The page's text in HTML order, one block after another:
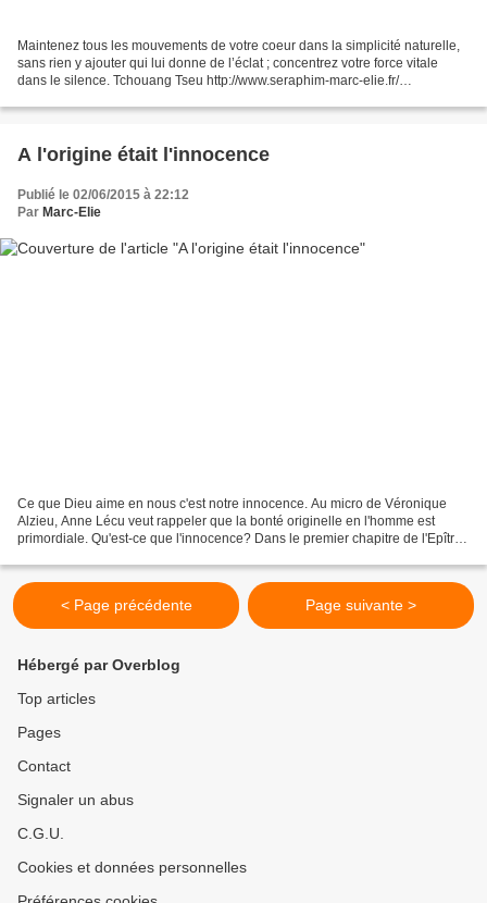
Maintenez tous les mouvements de votre coeur dans la simplicité naturelle,
sans rien y ajouter qui lui donne de l’éclat ; concentrez votre force vitale
dans le silence. Tchouang Tseu http://www.seraphim-marc-elie.fr/
______________...
A l'origine était l'innocence
Publié le 02/06/2015 à 22:12
Par Marc-Elie
Ce que Dieu aime en nous c'est notre innocence. Au micro de Véronique
Alzieu, Anne Lécu veut rappeler que la bonté originelle en l'homme est
primordiale. Qu'est-ce que l'innocence? Dans le premier chapitre de l'Epître
< Page précédente Page suivante >
Hébergé par Overblog
Top articles
Pages
Contact
Signaler un abus
C.G.U.
Cookies et données personnelles